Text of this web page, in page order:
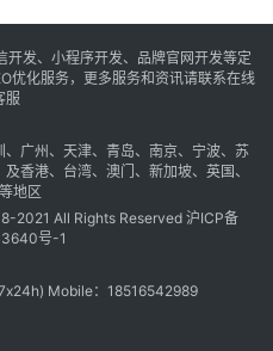
发、小程序开发、品牌官网开发等定
优化服务，更多服务和资讯请联系在线
服
、 广州 、 天津、 青岛、 南京、 宁波、 苏
及香港、 台湾、 澳门 、 新加坡、 英国 、
等地区
2021 All Rights Reserved 沪ICP备
号-1
Mobile：18516542989